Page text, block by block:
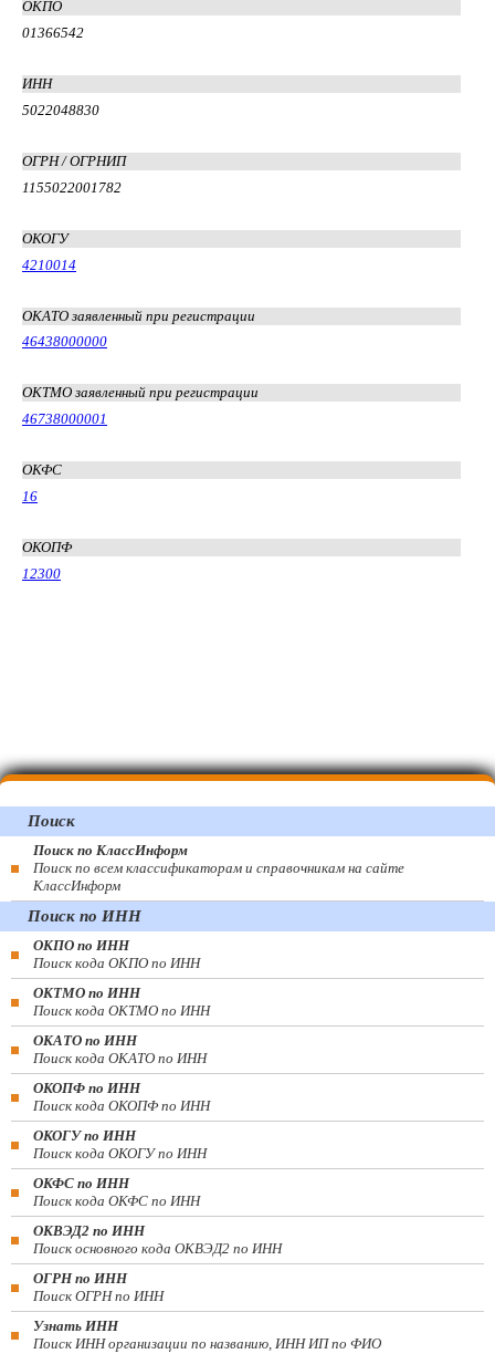
ОКПО
01366542
ИНН
5022048830
ОГРН / ОГРНИП
1155022001782
ОКОГУ
4210014
ОКАТО заявленный при регистрации
46438000000
ОКТМО заявленный при регистрации
46738000001
ОКФС
16
ОКОПФ
12300
Поиск
Поиск по КлассИнформ
Поиск по всем классификаторам и справочникам на сайте
КлассИнформ
Поиск по ИНН
ОКПО по ИНН
Поиск кода ОКПО по ИНН
ОКТМО по ИНН
Поиск кода ОКТМО по ИНН
ОКАТО по ИНН
Поиск кода ОКАТО по ИНН
ОКОПФ по ИНН
Поиск кода ОКОПФ по ИНН
ОКОГУ по ИНН
Поиск кода ОКОГУ по ИНН
ОКФС по ИНН
Поиск кода ОКФС по ИНН
ОКВЭД2 по ИНН
Поиск основного кода ОКВЭД2 по ИНН
ОГРН по ИНН
Поиск ОГРН по ИНН
Узнать ИНН
Поиск ИНН организации по названию, ИНН ИП по ФИО